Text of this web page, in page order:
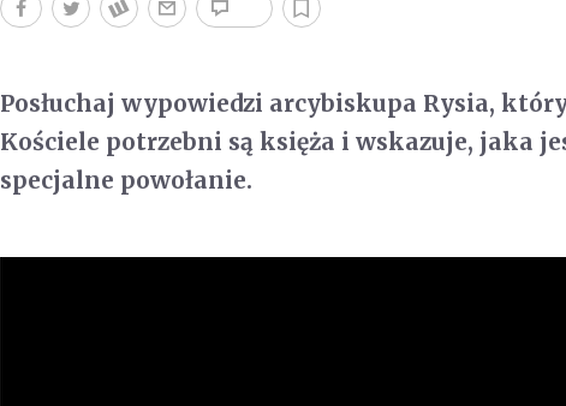
Posłuchaj wypowiedzi arcybiskupa Rysia,
Kościele potrzebni są księża i wskazuje, jaka
specjalne powołanie.